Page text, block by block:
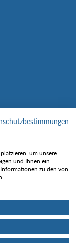
um unsere
und Ihnen ein
zu den von